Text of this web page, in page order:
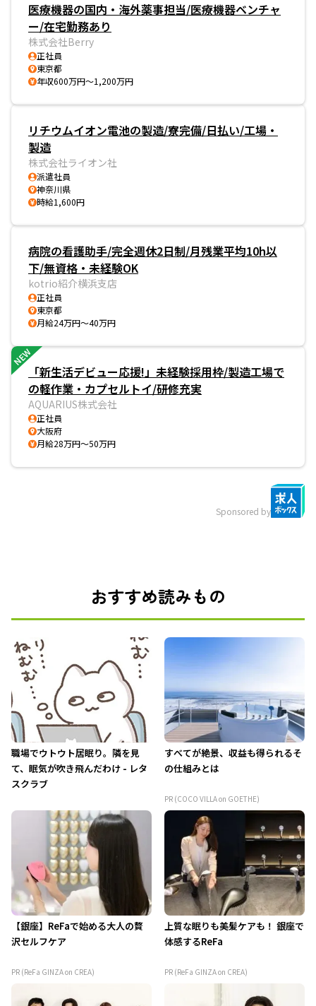
医療機器の国内・海外薬事担当/医療機器ベンチャ
ー/在宅勤務あり
株式会社Berry
正社員
東京都
年収600万円～1,200万円
リチウムイオン電池の製造/寮完備/日払い/工場・
製造
株式会社ライオン社
派遣社員
神奈川県
時給1,600円
病院の看護助手/完全週休2日制/月残業平均10h以
下/無資格・未経験OK
kotrio紹介横浜支店
正社員
東京都
月給24万円～40万円
NEW
「新生活デビュー応援!」未経験採用枠/製造工場で
の軽作業・カプセルトイ/研修充実
AQUARIUS株式会社
正社員
大阪府
月給28万円～50万円
Sponsored by
おすすめ読みもの
職場でウトウト居眠り。隣を見
て、眠気が吹き飛んだわけ - レタ
スクラブ
すべてが絶景、収益も得られるそ
の仕組みとは
PR (COCO VILLA on GOETHE)
【銀座】ReFaで始める大人の贅
沢セルフケア
PR (ReFa GINZA on CREA)
上質な眠りも美髪ケアも！ 銀座で
体感するReFa
PR (ReFa GINZA on CREA)